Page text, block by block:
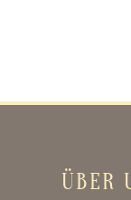
ÜBER